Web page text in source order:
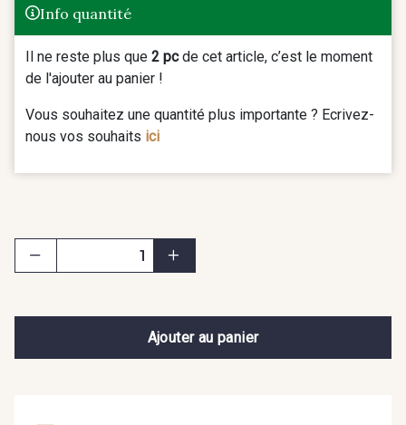
Info quantité
Il ne reste plus que 2 pcde cet article, c’est le moment
de l'ajouter au panier !
Vous souhaitez une quantité plus importante ? Ecrivez-
nous vos souhaits ici
Ajouter au panier